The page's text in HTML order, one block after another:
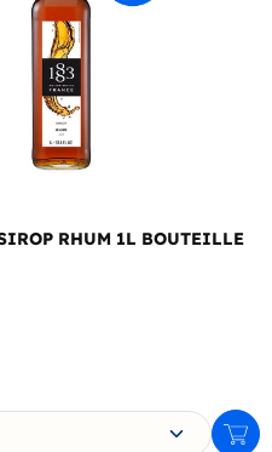
RHUM 1L BOUTEILLE